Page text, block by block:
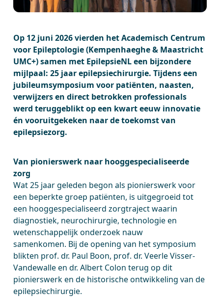
Op 12 juni 2026 vierden het Academisch Centrum
voor Epileptologie (Kempenhaeghe & Maastricht
UMC+) samen met EpilepsieNL een bijzondere
mijlpaal: 25 jaar epilepsiechirurgie. Tijdens een
jubileumsymposium voor patiënten, naasten,
verwijzers en direct betrokken professionals
werd teruggeblikt op een kwart eeuw innovatie
én vooruitgekeken naar de toekomst van
epilepsiezorg.
Van pionierswerk naar hooggespecialiseerde
zorg
Wat 25 jaar geleden begon als pionierswerk voor
een beperkte groep patiënten, is uitgegroeid tot
een hooggespecialiseerd zorgtraject waarin
diagnostiek, neurochirurgie, technologie en
wetenschappelijk onderzoek nauw
samenkomen. Bij de opening van het symposium
blikten prof. dr. Paul Boon, prof. dr. Veerle Visser-
Vandewalle en dr. Albert Colon terug op dit
pionierswerk en de historische ontwikkeling van de
epilepsiechirurgie.